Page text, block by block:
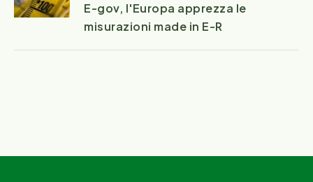
E-gov, l'Europa apprezza le
misurazioni made in E-R